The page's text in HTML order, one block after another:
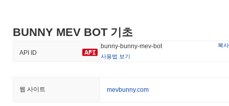
BUNNY MEV BOT 기초
API ID
bunny-bunny-mev-bot
복사
사용법 보기
웹 사이트 mevbunny.com